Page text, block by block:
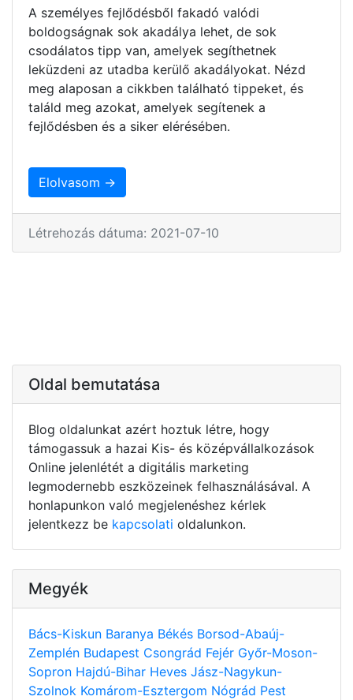
A személyes fejlődésből fakadó valódi
boldogságnak sok akadálya lehet, de sok
csodálatos tipp van, amelyek segíthetnek
leküzdeni az utadba kerülő akadályokat. Nézd
meg alaposan a cikkben található tippeket, és
találd meg azokat, amelyek segítenek a
fejlődésben és a siker elérésében.
Elolvasom →
Létrehozás dátuma: 2021-07-10
Oldal bemutatása
Blog oldalunkat azért hoztuk létre, hogy
támogassuk a hazai Kis- és középvállalkozások
Online jelenlétét a digitális marketing
legmodernebb eszközeinek felhasználásával. A
honlapunkon való megjelenéshez kérlek
jelentkezz be kapcsolati oldalunkon.
Megyék
Bács-Kiskun Baranya Békés Borsod-Abaúj-
Zemplén Budapest Csongrád Fejér Győr-Moson-
Sopron Hajdú-Bihar Heves Jász-Nagykun-
Szolnok Komárom-Esztergom Nógrád Pest